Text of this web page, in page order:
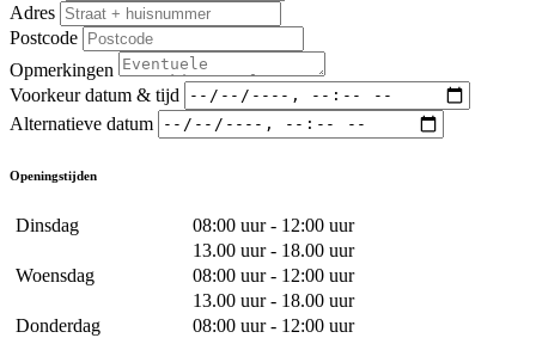
Adres
Postcode
Opmerkingen
Voorkeur datum & tijd
Alternatieve datum
Openingstijden
Dinsdag
08:00 uur - 12:00 uur
13.00 uur - 18.00 uur
Woensdag
08:00 uur - 12:00 uur
13.00 uur - 18.00 uur
Donderdag
08:00 uur - 12:00 uur